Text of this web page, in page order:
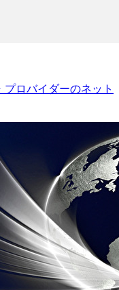
ロバイダーのネット